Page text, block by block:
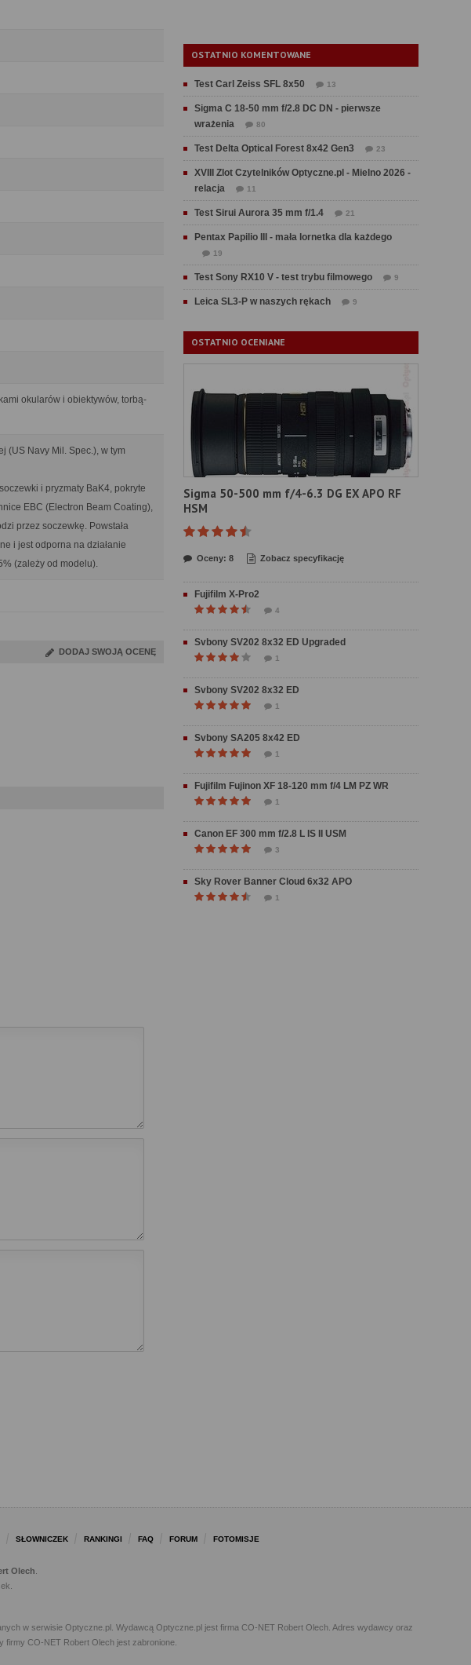
okularów i obiektywów, torbą-
(US Navy Mil. Spec.), w tym
i pryzmaty BaK4, pokryte
EBC (Electron Beam Coating),
przez soczewkę. Powstała
i jest odporna na działanie
(zależy od modelu).
DODAJ SWOJĄ OCENĘ
OSTATNIO KOMENTOWANE
Test Carl Zeiss SFL 8x50 13
Sigma C 18-50 mm f/2.8 DC DN - pierwsze
wrażenia
80
Test Delta Optical Forest 8x42 Gen3 23
XVIII Zlot Czytelników Optyczne.pl - Mielno 2026 -
relacja
11
Test Sirui Aurora 35 mm f/1.4 21
Pentax Papilio III - mała lornetka dla każdego
19
Test Sony RX10 V - test trybu filmowego 9
Leica SL3-P w naszych rękach 9
OSTATNIO OCENIANE
Sigma 50-500 mm f/4-6.3 DG EX APO RF
HSM
Oceny: 8 Zobacz specyfikację
Fujifilm X-Pro2
4
Svbony SV202 8x32 ED Upgraded
1
Svbony SV202 8x32 ED
1
Svbony SA205 8x42 ED
1
Fujifilm Fujinon XF 18-120 mm f/4 LM PZ WR
1
Canon EF 300 mm f/2.8 L IS II USM
3
Sky Rover Banner Cloud 6x32 APO
1
SŁOWNICZEK RANKINGI FAQ FORUM FOTOMISJE
Olech
w serwisie Optyczne.pl. Wydawcą Optyczne.pl jest firma CO-NET Robert Olech. Adres wydawcy oraz
firmy CO-NET Robert Olech jest zabronione.